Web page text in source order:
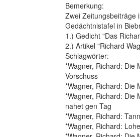
Bemerkung:
Zwei Zeitungsbeiträge
Gedächtnistafel in
1.) Gedicht "Das
2.) Artikel "Richard
Schlagwörter:
*Wagner, Richard: Die
Vorschuss
*Wagner, Richard: Die
*Wagner, Richard: Die
nahet gen Tag
*Wagner, Richard:
*Wagner, Richard: